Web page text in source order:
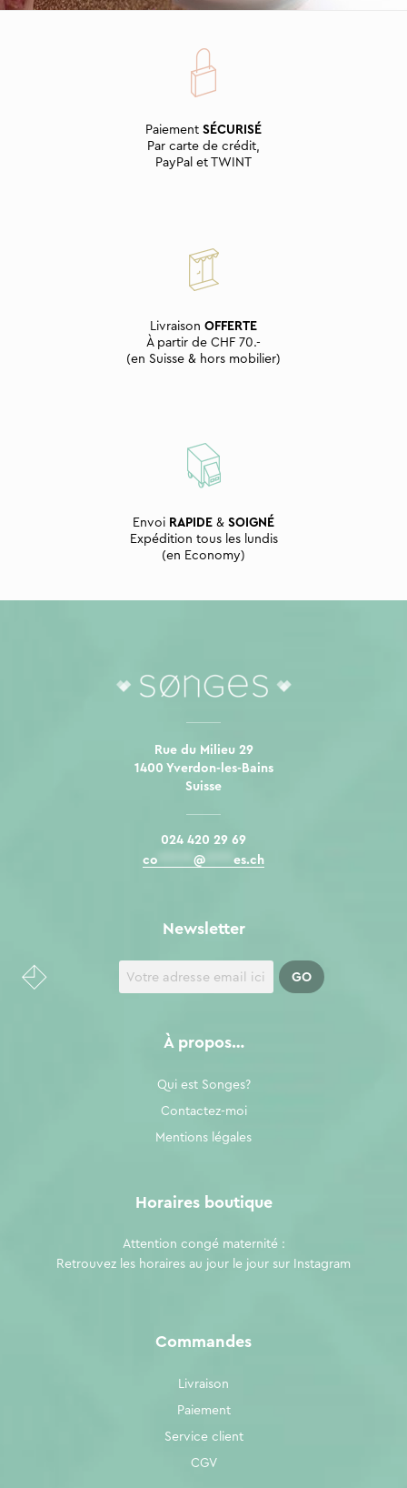
Paiement SÉCURISÉ
Par carte de crédit,
PayPal et TWINT
Livraison OFFERTE
À partir de CHF 70.-
(en Suisse & hors mobilier)
Envoi RAPIDE & SOIGNÉ
Expédition tous les lundis
(en Economy)
Rue du Milieu 29
1400 Yverdon-les-Bains
Suisse
024 420 29 69
co
@ es.ch
Commandes
Livraison
Paiement
Service client
CGV
À propos…
Qui est Songes?
Contactez-moi
Mentions légales
Newsletter
Horaires boutique
Attention congé maternité :
Retrouvez les horaires au jour le jour sur
Instagram